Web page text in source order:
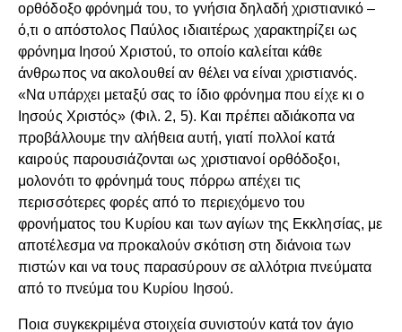
ορθόδοξο φρόνημά του, το γνήσια δηλαδή χριστιανικό –
ό,τι ο απόστολος Παύλος ιδιαιτέρως χαρακτηρίζει ως
φρόνημα Ιησού Χριστού, το οποίο καλείται κάθε
άνθρωπος να ακολουθεί αν θέλει να είναι χριστιανός.
«Να υπάρχει μεταξύ σας το ίδιο φρόνημα που είχε κι ο
Ιησούς Χριστός» (Φιλ. 2, 5). Και πρέπει αδιάκοπα να
προβάλλουμε την αλήθεια αυτή, γιατί πολλοί κατά
καιρούς παρουσιάζονται ως χριστιανοί ορθόδοξοι,
μολονότι το φρόνημά τους πόρρω απέχει τις
περισσότερες φορές από το περιεχόμενο του
φρονήματος του Κυρίου και των αγίων της Εκκλησίας, με
αποτέλεσμα να προκαλούν σκότιση στη διάνοια των
πιστών και να τους παρασύρουν σε αλλότρια πνεύματα
από το πνεύμα του Κυρίου Ιησού.
Ποια συγκεκριμένα στοιχεία συνιστούν κατά τον άγιο